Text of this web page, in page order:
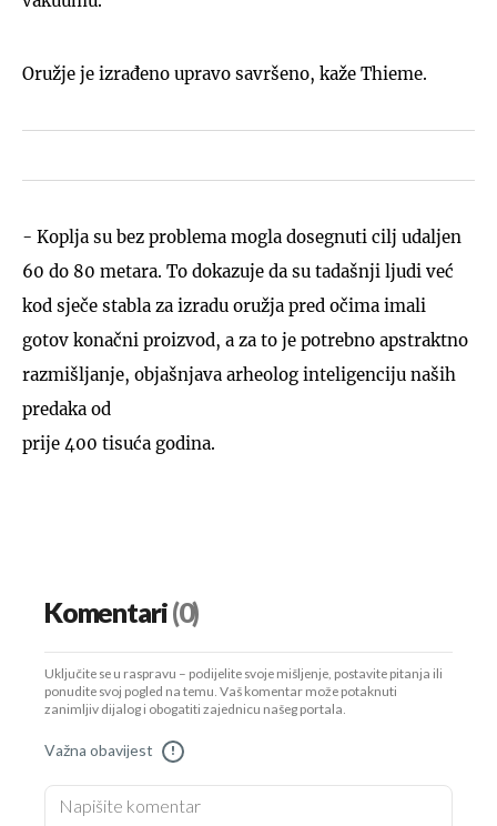
Oružje je izrađeno upravo savršeno, kaže Thieme.
- Koplja su bez problema mogla dosegnuti cilj udaljen
60 do 80 metara. To dokazuje da su tadašnji ljudi već
kod sječe stabla za izradu oružja pred očima imali
gotov konačni proizvod, a za to je potrebno apstraktno
razmišljanje, objašnjava arheolog inteligenciju naših
predaka od
prije 400 tisuća godina.
Komentari(0)
Uključite se u raspravu – podijelite svoje mišljenje, postavite pitanja ili
ponudite svoj pogled na temu. Vaš komentar može potaknuti
zanimljiv dijalog i obogatiti zajednicu našeg portala.
Važna obavijest !